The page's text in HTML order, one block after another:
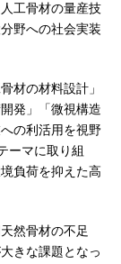
工骨材の量産技
野への社会実装
材の材料設計」
発」「微視構造
の利活用を視野
ーマに取り組
負荷を抑えた高
然骨材の不足
きな課題となっ